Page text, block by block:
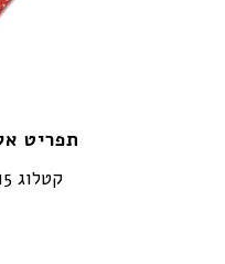
תפריט
קטלוג 2015 / דיפלומט